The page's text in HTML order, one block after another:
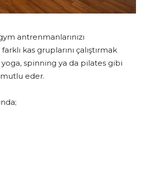
antrenmanlarınızı
kas gruplarını çalıştırmak
yoga, spinning ya da pilates gibi
eder.